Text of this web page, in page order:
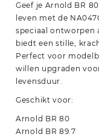
Geef je Arnold BR
leven met de
speciaal ontworpen
biedt een stille,
Perfect voor
willen upgraden
levensduur.
Geschikt voor:
Arnold BR 80
Arnold BR 89.7